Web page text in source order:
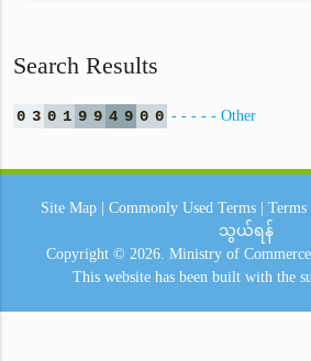
Search Results
0 3 0 1 9 9 4 9 0 0 - - - - - Other
Site Map Commonly Used Terms Terms
သွယ်ရန်
Copyright © 2026. Ministry of Commerce.
This website has been built with the